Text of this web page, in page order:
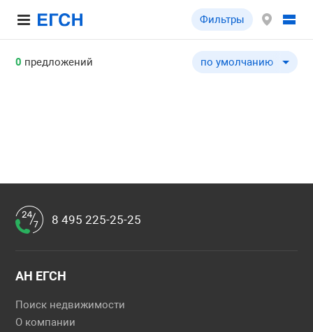
Фильтры
0 предложений по умолчанию
по умолчанию
8 495 225-25-25
АН ЕГСН
Поиск недвижимости
О компании